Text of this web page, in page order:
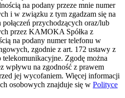
na podany przeze mnie numer
i w związku z tym zgadzam się na
przychodzących oraz/lub
przez KAMOKA Spółka z
na podany numer telefonu w
zgodnie z art. 172 ustawy z
Zgodę można
wpływu na zgodność z prawem
jej wycofaniem. Więcej informacji
osobowych znajduje się w Polityce